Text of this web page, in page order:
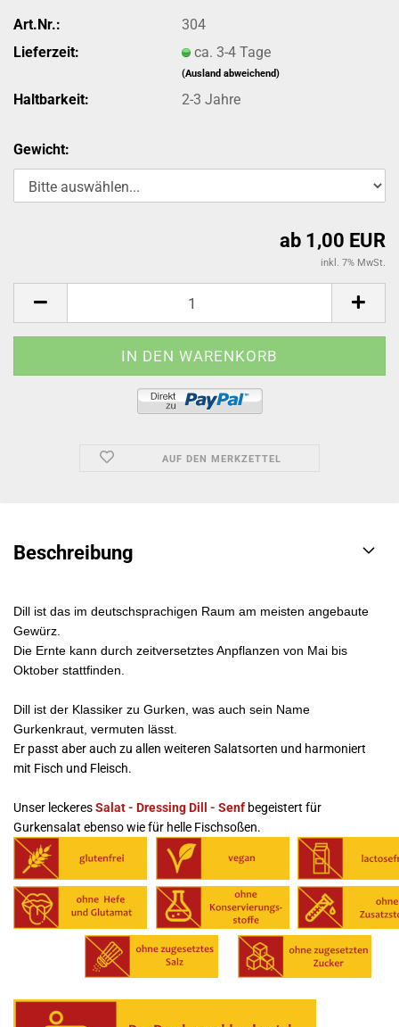
Art.Nr.:
304
Lieferzeit:
ca. 3-4 Tage
(Ausland abweichend)
Haltbarkeit: 2-3 Jahre
Gewicht:
ab 1,00 EUR
inkl. 7% MwSt.
AUF DEN MERKZETTEL
Beschreibung
Dill ist das im deutschsprachigen Raum am meisten angebaute
Gewürz.
Die Ernte kann durch zeitversetztes Anpflanzen von Mai bis
Oktober stattfinden.
Dill ist der Klassiker zu Gurken, was auch sein Name
Gurkenkraut, vermuten lässt.
Er passt aber auch zu allen weiteren Salatsorten und harmoniert
mit Fisch und Fleisch.
Unser leckeresSalat - Dressing Dill - Senf begeistert für
Gurkensalat ebenso wie für helle Fischsoßen.